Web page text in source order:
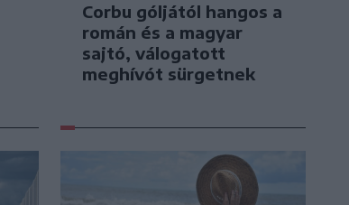
Corbu góljától hangos a
román és a magyar
sajtó, válogatott
meghívót sürgetnek